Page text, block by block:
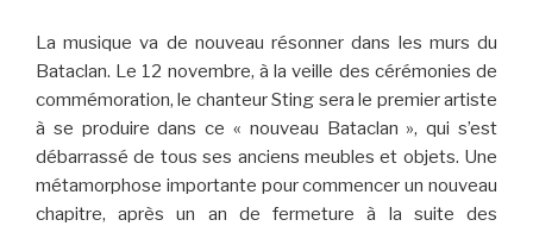
La musique va de nouveau résonner dans les murs du
Bataclan. Le 12 novembre, à la veille des cérémonies de
commémoration, le chanteur Sting sera le premier artiste
à se produire dans ce « nouveau Bataclan », qui s’est
débarrassé de tous ses anciens meubles et objets. Une
métamorphose importante pour commencer un nouveau
chapitre, après un an de fermeture à la suite des